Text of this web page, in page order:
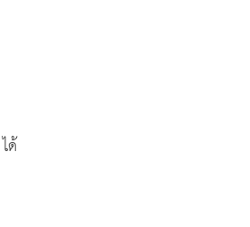
ค์
ด้